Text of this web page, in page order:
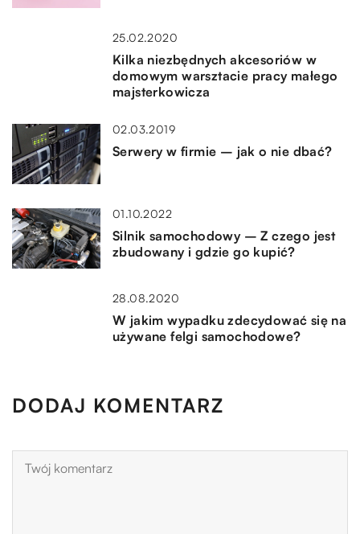
25.02.2020
Kilka niezbędnych akcesoriów w
domowym warsztacie pracy małego
majsterkowicza
02.03.2019
Serwery w firmie – jak o nie dbać?
01.10.2022
Silnik samochodowy – Z czego jest
zbudowany i gdzie go kupić?
28.08.2020
W jakim wypadku zdecydować się na
używane felgi samochodowe?
DODAJ KOMENTARZ